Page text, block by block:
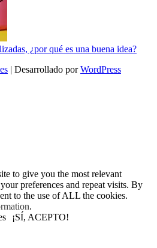
¿por qué es una buena idea?
| Desarrollado porWordPress
to give you the most relevant
preferences and repeat visits. By
to the use of ALL the cookies.
.
¡SÍ, ACEPTO!